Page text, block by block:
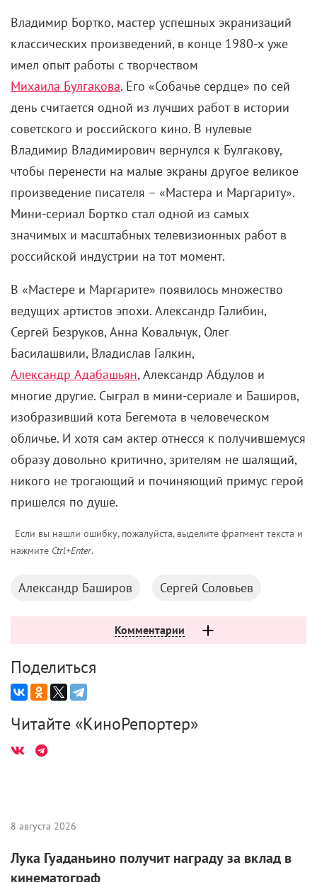
Владимир Бортко, мастер успешных экранизаций
классических произведений, в конце 1980-х уже
имел опыт работы с творчеством
Михаила Булгакова. Его «Собачье сердце» по сей
день считается одной из лучших работ в истории
советского и российского кино. В нулевые
Владимир Владимирович вернулся к Булгакову,
чтобы перенести на малые экраны другое великое
произведение писателя – «Мастера и Маргариту».
Мини-сериал Бортко стал одной из самых
значимых и масштабных телевизионных работ в
российской индустрии на тот момент.
В «Мастере и Маргарите» появилось множество
ведущих артистов эпохи. Александр Галибин,
Сергей Безруков, Анна Ковальчук, Олег
Басилашвили, Владислав Галкин,
Александр Адабашьян, Александр Абдулов и
многие другие. Сыграл в мини-сериале и Баширов,
изобразивший кота Бегемота в человеческом
обличье. И хотя сам актер отнесся к получившемуся
образу довольно критично, зрителям не шалящий,
никого не трогающий и починяющий примус герой
пришелся по душе.
Если вы нашли ошибку, пожалуйста, выделите фрагмент текста и
нажмите Ctrl+Enter.
Александр Баширов Сергей Соловьев
Комментарии
Поделиться
Читайте «КиноРепортер»